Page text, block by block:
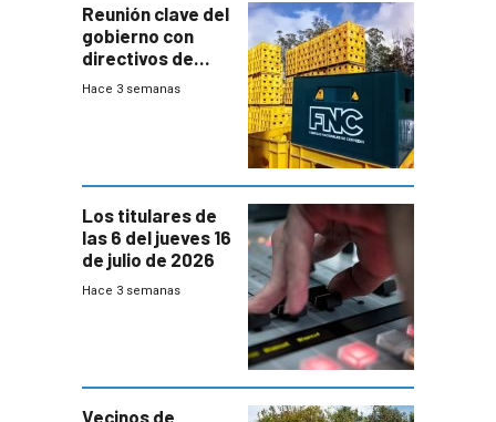
Reunión clave del
gobierno con
directivos de
Fábricas
Hace 3 semanas
Los titulares de
las 6 del jueves 16
de julio de 2026
Hace 3 semanas
Vecinos de